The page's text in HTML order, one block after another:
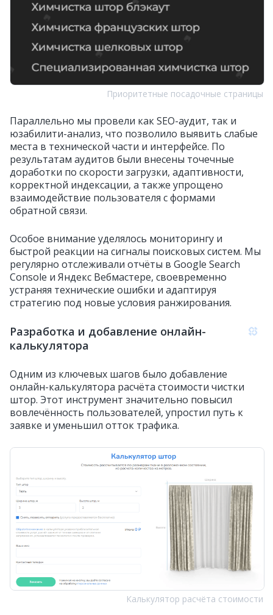
Приоритетные посадочные страницы
Параллельно мы провели как SEO-аудит, так и
юзабилити-анализ, что позволило выявить слабые
места в технической части и интерфейсе. По
результатам аудитов были внесены точечные
доработки по скорости загрузки, адаптивности,
корректной индексации, а также упрощено
взаимодействие пользователя с формами
обратной связи.
Особое внимание уделялось мониторингу и
быстрой реакции на сигналы поисковых систем. Мы
регулярно отслеживали отчёты в Google Search
Console и Яндекс Вебмастере, своевременно
устраняя технические ошибки и адаптируя
стратегию под новые условия ранжирования.
Разработка и добавление онлайн-
калькулятора
Одним из ключевых шагов было добавление
онлайн-калькулятора расчёта стоимости чистки
штор. Этот инструмент значительно повысил
вовлечённость пользователей, упростил путь к
заявке и уменьшил отток трафика.
Калькулятор расчёта стоимости